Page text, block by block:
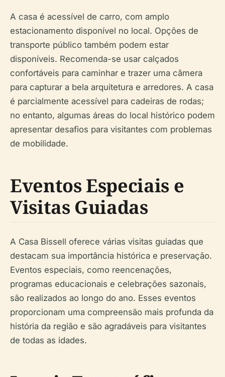
A casa é acessível de carro, com amplo
estacionamento disponível no local. Opções de
transporte público também podem estar
disponíveis. Recomenda-se usar calçados
confortáveis para caminhar e trazer uma câmera
para capturar a bela arquitetura e arredores. A casa
é parcialmente acessível para cadeiras de rodas;
no entanto, algumas áreas do local histórico podem
apresentar desafios para visitantes com problemas
de mobilidade.
Eventos Especiais e
Visitas Guiadas
A Casa Bissell oferece várias visitas guiadas que
destacam sua importância histórica e preservação.
Eventos especiais, como reencenações,
programas educacionais e celebrações sazonais,
são realizados ao longo do ano. Esses eventos
proporcionam uma compreensão mais profunda da
história da região e são agradáveis para visitantes
de todas as idades.